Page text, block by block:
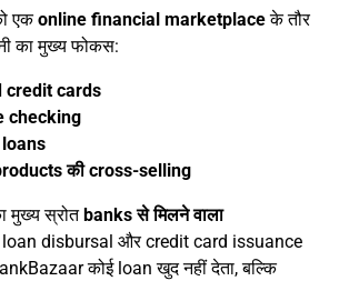
एकonline financial marketplaceके तौर
का मुख्य फोकस:
credit cards
checking
की cross-selling
मुख्य स्रोत banks से मिलने वाला
loan disbursal और credit card issuance
कोई loan खुद नहीं देता, बल्कि